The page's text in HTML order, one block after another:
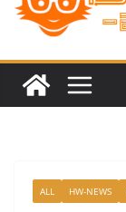
ALL HW-NEWS